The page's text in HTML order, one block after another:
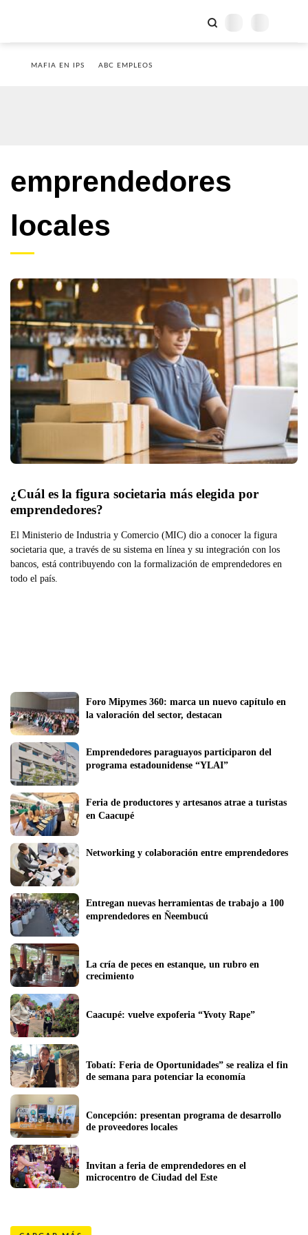
MAFIA EN IPS ABC EMPLEOS
emprendedores
locales
¿Cuál es la figura societaria más elegida por
emprendedores?
El Ministerio de Industria y Comercio (MIC) dio a conocer la figura
societaria que, a través de su sistema en línea y su integración con los
bancos, está contribuyendo con la formalización de emprendedores en
todo el país.
Foro Mipymes 360: marca un nuevo capítulo en
la valoración del sector, destacan
Emprendedores paraguayos participaron del
Feria de productores y artesanos atrae a turistas
en Caacupé
Networking y colaboración entre emprendedores
Entregan nuevas herramientas de trabajo a 100
emprendedores en Ñeembucú
La cría de peces en estanque, un rubro en
Tobatí: Feria de Oportunidades” se realiza el fin
de semana para potenciar la economía
Concepción: presentan programa de desarrollo
de proveedores locales
Invitan a feria de emprendedores en el
microcentro de Ciudad del Este